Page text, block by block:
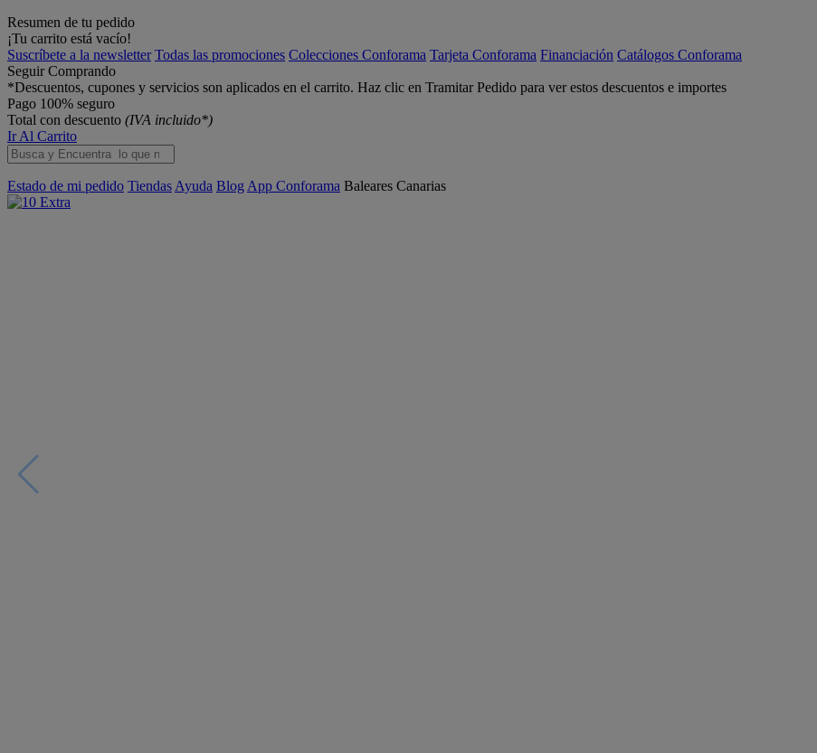
Resumen de tu pedido
¡Tu carrito está vacío!
Suscríbete a la newsletter Todas las promociones Colecciones Conforama Tarjeta Conforama Financiación Catálogos Conforama
Seguir Comprando
*Descuentos, cupones y servicios son aplicados en el carrito. Haz clic en Tramitar Pedido para ver estos descuentos e importes
Pago 100% seguro
Total con descuento (IVA incluido*)
Ir Al Carrito
Estado de mi pedido Tiendas Ayuda Blog App Conforama Baleares Canarias